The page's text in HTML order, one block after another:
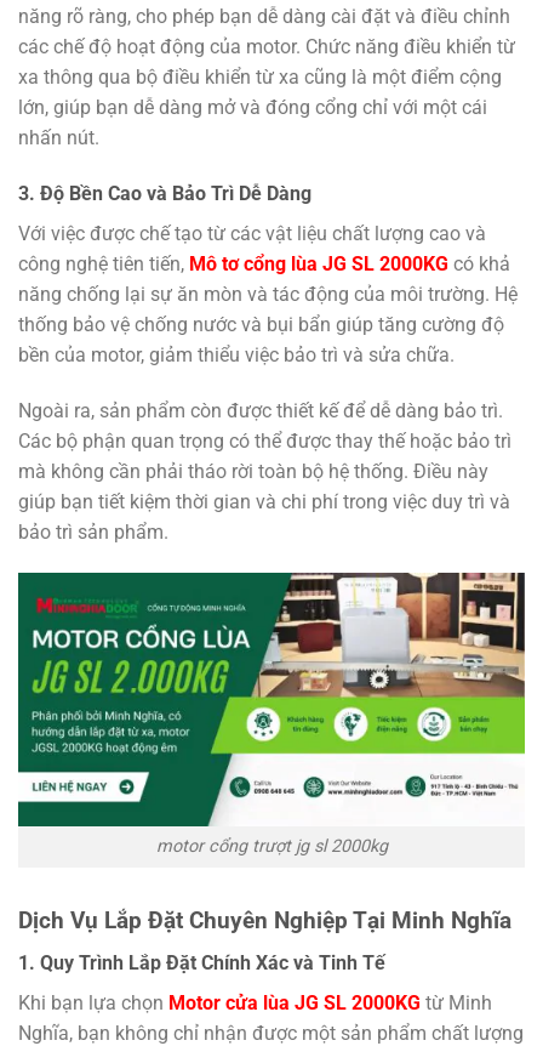
năng rõ ràng, cho phép bạn dễ dàng cài đặt và điều chỉnh
các chế độ hoạt động của motor. Chức năng điều khiển từ
xa thông qua bộ điều khiển từ xa cũng là một điểm cộng
lớn, giúp bạn dễ dàng mở và đóng cổng chỉ với một cái
nhấn nút.
3. Độ Bền Cao và Bảo Trì Dễ Dàng
Với việc được chế tạo từ các vật liệu chất lượng cao và
công nghệ tiên tiến, Mô tơ cổng lùa JG SL 2000KG có khả
năng chống lại sự ăn mòn và tác động của môi trường. Hệ
thống bảo vệ chống nước và bụi bẩn giúp tăng cường độ
bền của motor, giảm thiểu việc bảo trì và sửa chữa.
Ngoài ra, sản phẩm còn được thiết kế để dễ dàng bảo trì.
Các bộ phận quan trọng có thể được thay thế hoặc bảo trì
mà không cần phải tháo rời toàn bộ hệ thống. Điều này
giúp bạn tiết kiệm thời gian và chi phí trong việc duy trì và
bảo trì sản phẩm.
motor cổng trượt jg sl 2000kg
Dịch Vụ Lắp Đặt Chuyên Nghiệp Tại Minh Nghĩa
1. Quy Trình Lắp Đặt Chính Xác và Tinh Tế
Khi bạn lựa chọn Motor cửa lùa JG SL 2000KG từ Minh
Nghĩa, bạn không chỉ nhận được một sản phẩm chất lượng